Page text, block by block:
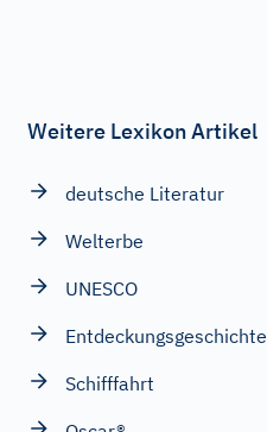
Weitere Lexikon Artikel
deutsche Literatur
Welterbe
UNESCO
Entdeckungsgeschichte
Schifffahrt